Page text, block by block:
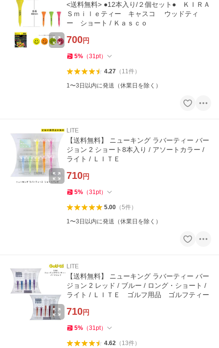
<送料無料> ●12本入り/２個セット● ＫＩＲＡ
Ｓｍｉｌｅティー キャスコ ウッドティ
ー ショート / Ｋａｓｃｏ
700円
5% （31pt）
4.27（ 11件）
1〜3日以内に発送（休業日を除く）
LITE
【送料無料】 ニューキング ラバーティー バー
ジョン 2 ショート8本入り / アソートカラー /
ライト / ＬＩＴＥ
710円
5% （31pt）
5.00（5件）
1〜3日以内に発送（休業日を除く）
LITE
【送料無料】 ニューキング ラバーティー バー
ジョン 2 レッド / ブルー / ロング・ショート /
ライト / ＬＩＴＥ ゴルフ用品 ゴルフティー
710円
5% （31pt）
4.62（ 13件）